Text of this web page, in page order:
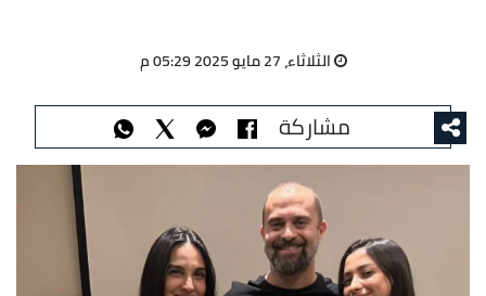
الثلاثاء، 27 مايو 2025 05:29 م
مشاركة